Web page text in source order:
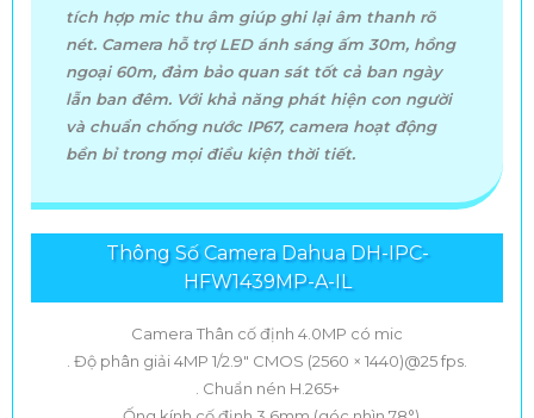
tích hợp mic thu âm giúp ghi lại âm thanh rõ
nét. Camera hỗ trợ LED ánh sáng ấm 30m, hồng
ngoại 60m, đảm bảo quan sát tốt cả ban ngày
lẫn ban đêm. Với khả năng phát hiện con người
và chuẩn chống nước IP67, camera hoạt động
bền bỉ trong mọi điều kiện thời tiết.
Thông Số Camera Dahua DH-IPC-
HFW1439MP-A-IL
Camera Thân cố định 4.0MP có mic
. Độ phân giải 4MP 1/2.9" CMOS (2560 × 1440)@25 fps.
. Chuẩn nén H.265+